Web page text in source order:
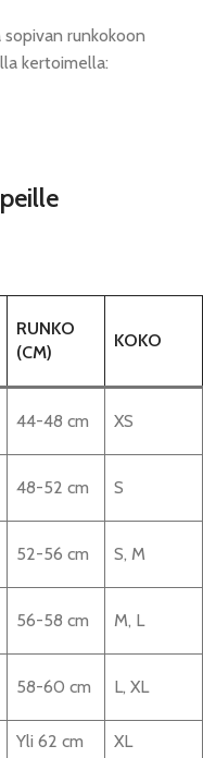
sopivan runkokoon
kertoimella:
RUNKO
(CM)
KOKO
44-48 cm XS
48-52 cm S
52-56 cm S, M
56-58 cm M, L
58-60 cm L, XL
Yli 62 cm XL